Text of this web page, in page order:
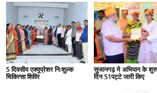
5 दिवसीय एक्यूप्रेशर निःशुल्क
चिकित्सा शिविर
सुजानगढ़ मे अभियान के
दिन 51पट्टे जारी किए